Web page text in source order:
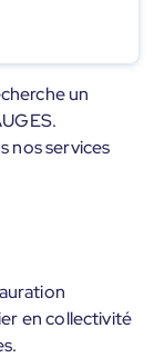
un
nos services
en collectivité